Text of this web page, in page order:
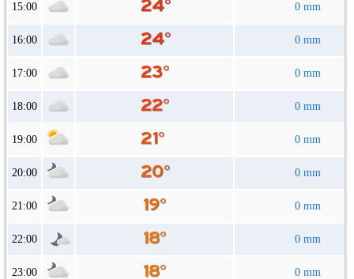
15:00 0 mm
16:00 0 mm
17:00 0 mm
18:00 0 mm
19:00 0 mm
20:00 0 mm
21:00 0 mm
22:00 0 mm
23:00 0 mm